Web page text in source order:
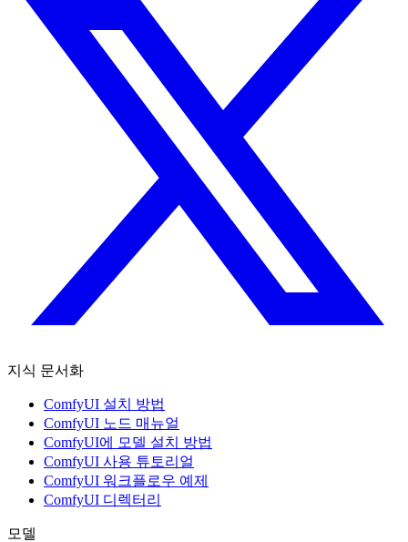
지식 문서화
ComfyUI 설치 방법
ComfyUI 노드 매뉴얼
ComfyUI에 모델 설치 방법
ComfyUI 사용 튜토리얼
ComfyUI 워크플로우 예제
ComfyUI 디렉터리
모델